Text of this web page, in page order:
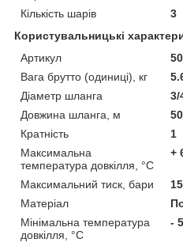
Кількість шарів
3
Користувальницькі
Артикул
Вага брутто (одиниці), кг
Діаметр шланга
3/
Довжина шланга, м
50
Кратність
1
Максимальна
температура довкілля, °C
+
Максимальний тиск, бари
15
Матеріал
Мінімальна температура
довкілля, °C
- 5